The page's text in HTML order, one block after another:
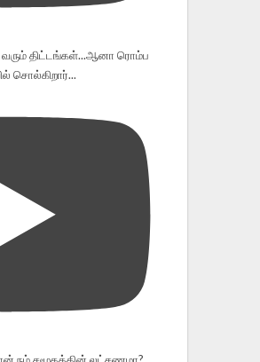
திட்டங்கள்...ஆனா ரொம்ப
சொல்கிறார்...